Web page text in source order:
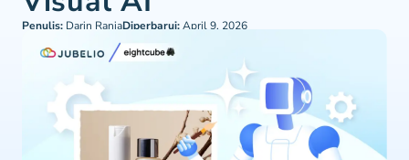
Penulis: Darin RaniaDiperbarui:April 9, 2026